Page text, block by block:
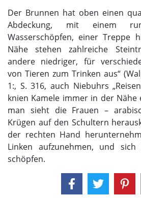
Der Brunnen hat oben einen
Abdeckung, mit einem
Wasserschöpfen, einer Treppe
Nähe stehen zahlreiche
andere niedriger, für
von Tieren zum Trinken aus“
1:, S. 316, auch Niebuhrs
knien Kamele immer in der Nähe
man sieht die Frauen –
Krügen auf den Schultern
der rechten Hand
Linken aufzunehmen, und sich
schöpfen.